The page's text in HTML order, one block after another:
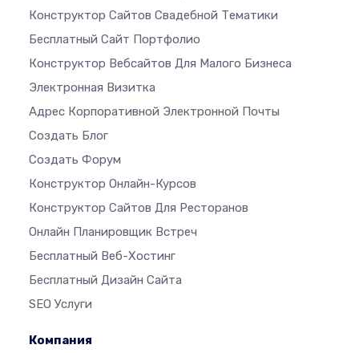
Конструктор Сайтов Свадебной Тематики
Бесплатный Сайт Портфолио
Конструктор Вебсайтов Для Малого Бизнеса
Электронная Визитка
Адрес Корпоративной Электронной Почты
Создать Блог
Создать Форум
Конструктор Онлайн-Курсов
Конструктор Сайтов Для Ресторанов
Онлайн Планировщик Встреч
Бесплатный Веб-Хостинг
Бесплатный Дизайн Сайта
SEO Услуги
Компания